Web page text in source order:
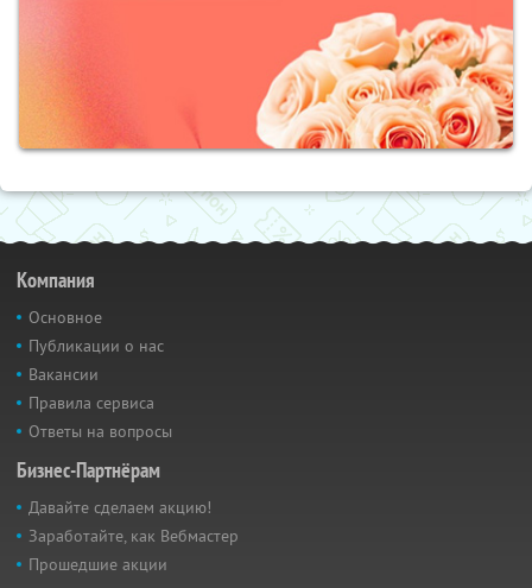
Компания
Основное
Публикации о нас
Вакансии
Правила сервиса
Ответы на вопросы
Бизнес-Партнёрам
Давайте сделаем акцию!
Заработайте, как Вебмастер
Прошедшие акции